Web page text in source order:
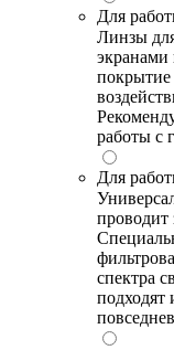
Для
Линзы
экранами
покрытие
работы с
Для
проводит
спектра
подходят